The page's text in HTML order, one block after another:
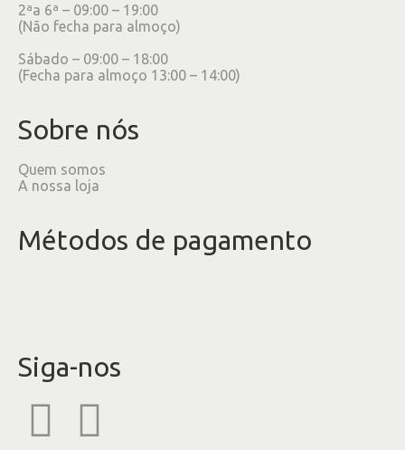
2ªa 6ª – 09:00 – 19:00
(Não fecha para almoço)
Sábado – 09:00 – 18:00
(Fecha para almoço 13:00 – 14:00)
Sobre nós
Quem somos
A nossa loja
Métodos de pagamento
Siga-nos